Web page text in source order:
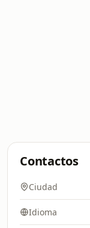
Contactos
Ciudad
Idioma